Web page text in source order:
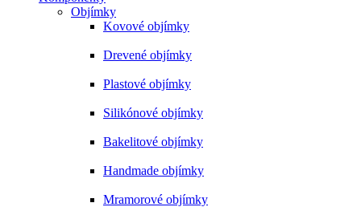
Objímky
Kovové objímky
Drevené objímky
Plastové objímky
Silikónové objímky
Bakelitové objímky
Handmade objímky
Mramorové objímky